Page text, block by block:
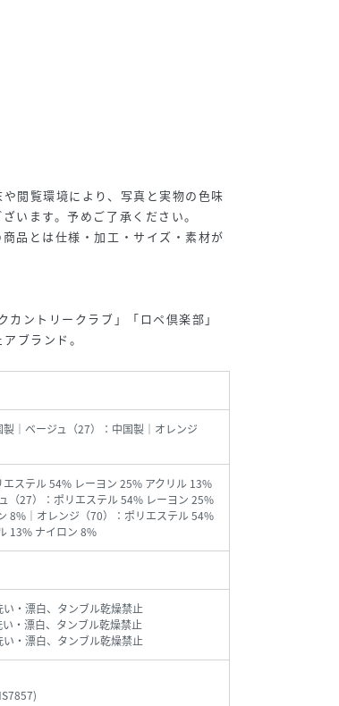
閲覧環境により、写真と実物の色味
います。予めご了承ください。
品とは仕様・加工・サイズ・素材が
ントリークラブ」「ロペ倶楽部」
ブランド。
｜ベージュ（27）：中国製｜オレンジ
ステル 54% レーヨン 25% アクリル 13%
（27）：ポリエステル 54% レーヨン 25%
8%｜オレンジ（70）：ポリエステル 54%
13% ナイロン 8%
・漂白、タンブル乾燥禁止
・漂白、タンブル乾燥禁止
・漂白、タンブル乾燥禁止
)